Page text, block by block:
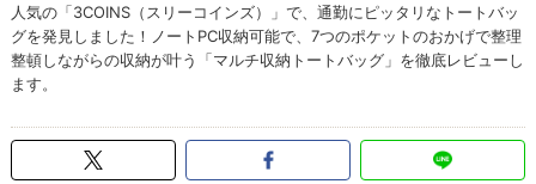
人気の「3COINS（スリーコインズ）」で、通勤にピッタリなトートバッ
グを発見しました！ノートPC収納可能で、7つのポケットのおかげで整理
整頓しながらの収納が叶う「マルチ収納トートバッグ」を徹底レビューし
ます。